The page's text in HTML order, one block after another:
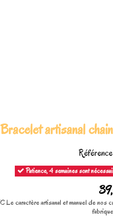
Bracelet artisanal
Référence
Patience, 4 semaines sont
Le caractère artisanal et manuel de